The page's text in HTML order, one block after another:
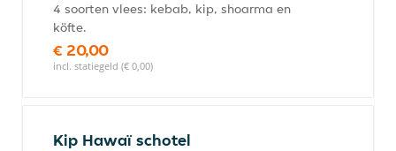
4 soorten vlees: kebab, kip, shoarma en
köfte.
€ 20,00
incl. statiegeld (€ 0,00)
Kip Hawaï schotel